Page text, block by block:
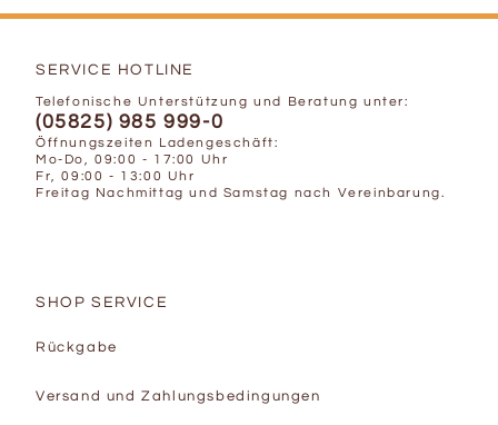
SERVICE HOTLINE
Telefonische Unterstützung und Beratung unter:
(05825) 985 999-0
Öffnungszeiten Ladengeschäft:
Mo-Do, 09:00 - 17:00 Uhr
Fr, 09:00 - 13:00 Uhr
Freitag Nachmittag und Samstag nach Vereinbarung.
SHOP SERVICE
Rückgabe
Versand und Zahlungsbedingungen